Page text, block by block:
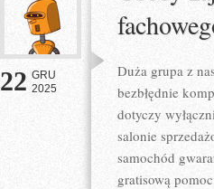
22 GRU
2025
Duża grupa z
bezbłędnie
dotyczy
salonie
samochód
gratisową